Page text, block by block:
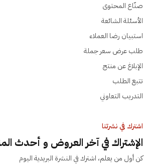
صنّاع المحتوى
الأسئلة الشائعة
استبيان رضا العملاء
طلب عرض سعر جملة
الإبلاغ عن منتج
تتبع الطلب
التدريب التعاوني
اشترك في نشرتنا
الإشتراك في آخر العروض و أحدث
كن أول من يعلم، اشترك في النشرة البريدية اليوم